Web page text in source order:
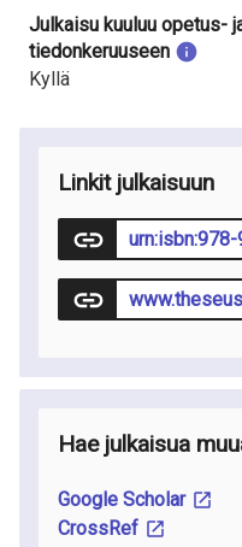
Julkaisu kuuluu opetus-
tiedonkeruuseen
Kyllä
Linkit julkaisuun
Hae julkaisua
Google Scholar
CrossRef